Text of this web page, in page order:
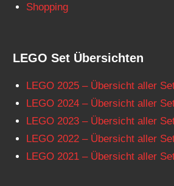
Shopping
LEGO Set Übersichten
LEGO 2025 – Übersicht aller
LEGO 2024 – Übersicht aller
LEGO 2023 – Übersicht aller
LEGO 2022 – Übersicht aller
LEGO 2021 – Übersicht aller